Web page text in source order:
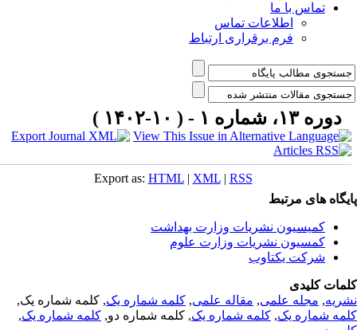
تماس با ما
اطلاعات تماس
فرم برقراری ارتباط
دوره ۱۳، شماره ۱ - ( ۱۰-۱۴۰۲ )
Export as:HTML |XML|RSS
های مرتبط
کمیسیون نشریات وزارت بهداشت
کمسیون نشریات وزارت علوم
شرکت یکتاوب
کلیدی
,مجله علمی, مقاله علمی, کلمه شماره یک, کلمه شماره یک,
شماره یک,کلمه شماره یک, کلمه شماره دو,کلمه شماره یک,